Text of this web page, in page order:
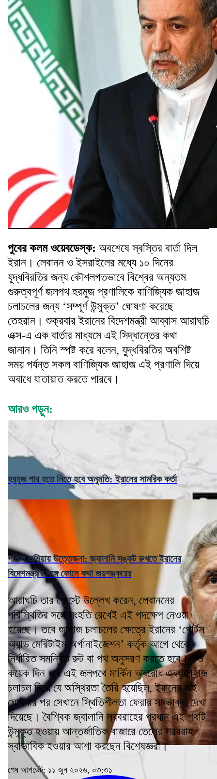
পুবের কলম ওয়েবডেস্ক: অবশেষে স্বস্তির বার্তা দিল
ইরান। লেবানন ও ইসরাইলের মধ্যে ১০ দিনের
যুদ্ধবিরতির জন্য কৌশলগতভাবে বিশ্বের অন্যতম
গুরুত্বপূর্ণ জলপথ হরমুজ প্রণালিকে বাণিজ্যিক জাহাজ
চলাচলের জন্য ‘সম্পূর্ণ উন্মুক্ত’ ঘোষণা করেছে
তেহরান। শুক্রবার ইরানের বিদেশমন্ত্রী আব্বাস আরাঘচি
এক্স-এ এক বার্তার মাধ্যমে এই সিদ্ধান্তের কথা
জানান। তিনি স্পষ্ট করে বলেন, যুদ্ধবিরতির অবশিষ্ট
সময় পর্যন্ত সকল বাণিজ্যিক জাহাজ এই প্রণালি দিয়ে
অবাধে যাতায়াত করতে পারবে।
আরও পড়ুন:
হরমুজ পার হতে নিতে হবে অনুমতি: ইরানের সামরিক কর্তা
পশ্চিম এশিয়ায় উত্তেজনা: জ্বালানি সঙ্কট রুখতে ইরানের
বিদেশমন্ত্রীর সঙ্গে ফোনে কথা জয়শঙ্করের
আরাঘচি তার পোস্টে উল্লেখ করেন, লেবাননের
পরিস্থিতির সঙ্গে সংহতি রেখেই এই পদক্ষেপ নেওয়া
হয়েছে। তবে জাহাজ চলাচলের ক্ষেত্রে ইরানের ‘পোর্টস
অ্যান্ড মেরিটাইম অর্গানাইজেশন’ কর্তৃক আগে থেকে
নির্ধারিত সমন্বিত রুট বা পথ অনুসরণ করতে হবে। গত
কয়েক দিন ধরে এই জলপথে মার্কিন অবরোধ এবং জাহাজ
চলাচল নিয়ে যে অস্থিরতা তৈরি হয়েছিল, ইরানের এই
ঘোষণার পর সেখানে স্থিতিশীলতা ফেরার সম্ভাবনা দেখা
দিয়েছে। বৈশ্বিক জ্বালানি সরবরাহের প্রধান এই পথটি
উন্মুক্ত হওয়ায় আন্তর্জাতিক বাজারে তেলের সরবরাহ
স্বাভাবিক হওয়ার আশা করছেন বিশেষজ্ঞরা।
শেষ আপডেট: ১১ জুন ২০২৬, ০৩:৩১